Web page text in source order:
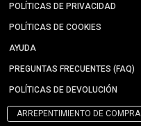
POLÍTICAS DE PRIVACIDAD
POLÍTICAS DE COOKIES
AYUDA
PREGUNTAS FRECUENTES (FAQ)
POLÍTICAS DE DEVOLUCIÓN
ARREPENTIMIENTO DE COMPRA